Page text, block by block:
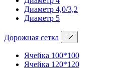
Диаметр 4,0/3,2
Диаметр 5
Дорожная сетка
Ячейка 100*100
Ячейка 120*120